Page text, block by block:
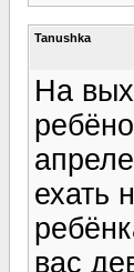
Tanushka
На
ехать
вас